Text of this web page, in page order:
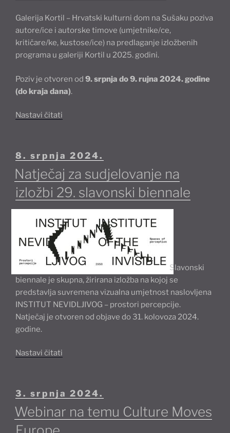
tautologija
povijesti””
Galerija Kortil – Hrvatski kulturni dom na Sušaku poziva
autore/ice i autorske timove (umjetnike/ce,
kritičare/ke, kustose/ice) na predlaganje izložbenih
programa u galeriji Kortil u 2025. godini.
Poziv je otvoren od 9. srpnja do 9. rujna 2024. godine
(do kraja dana).
Nastavi čitati
poziv
predlaganje
izložbenih
programa
2025.
godini”
Objavljeno
8. srpnja 2024.
Natječaj za sudjelovanje na
izložbi 29. slavonski biennale
Slavonski
biennale je skupna, žirirana izložba na kojoj se
predstavlja suvremena vizualna umjetnost naslovljena
INSTITUT NEVIDLJIVOG – prostori percepcije.
Natječaj je otvoren od objave do 31. kolovoza 2024.
godine.
Nastavi čitati
na
izložbi
29.
Objavljeno
3. srpnja 2024.
Webinar na temu Culture Moves